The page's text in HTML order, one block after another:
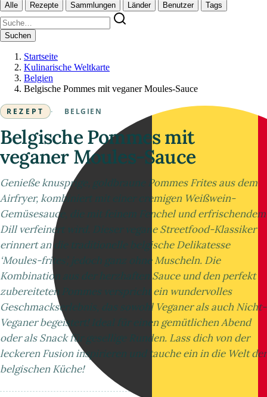
Alle Rezepte Sammlungen Länder Benutzer Tags
Suchen
Startseite
Kulinarische Weltkarte
Belgien
Belgische Pommes mit veganer Moules-Sauce
REZEPT · BELGIEN
Belgische Pommes mit
veganer Moules-Sauce
Genieße knusprige, goldbraune Pommes Frites aus dem
Airfryer, kombiniert mit einer cremigen Weißwein-
Gemüsesauce, die mit feinem Fenchel und erfrischendem
Dill verfeinert wird. Dieser vegane Streetfood-Klassiker
erinnert an die traditionelle belgische Delikatesse
‘Moules-frites’, jedoch ganz ohne Muscheln. Die
Kombination aus der herzhaften Sauce und den perfekt
zubereiteten Pommes verspricht ein wundervolles
Geschmackserlebnis, das sowohl Veganer als auch Nicht-
Veganer begeistert! Ideal für einen gemütlichen Abend
oder als Snack für gesellige Runden. Lass dich von der
leckeren Fusion inspirieren und tauche ein in die Welt der
belgischen Küche!